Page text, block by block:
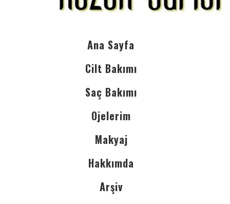
Ana Sayfa
Cilt Bakımı
Saç Bakımı
Ojelerim
Makyaj
Hakkımda
Arşiv